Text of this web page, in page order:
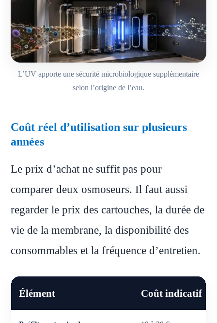
L’UV apporte une sécurité microbiologique supplémentaire
selon l’origine de l’eau.
Coût réel d’utilisation sur plusieurs
années
Le prix d’achat ne suffit pas pour
comparer deux osmoseurs. Il faut aussi
regarder le prix des cartouches, la durée de
vie de la membrane, la disponibilité des
consommables et la fréquence d’entretien.
Élément Coût indicatif